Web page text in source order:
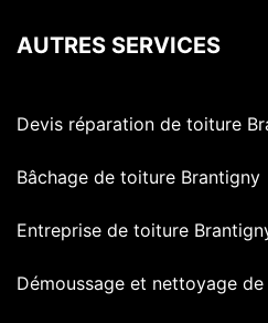
AUTRES SERVICES
Devis réparation de toiture
Bâchage de toiture Brantigny
Entreprise de toiture
Démoussage et nettoyage